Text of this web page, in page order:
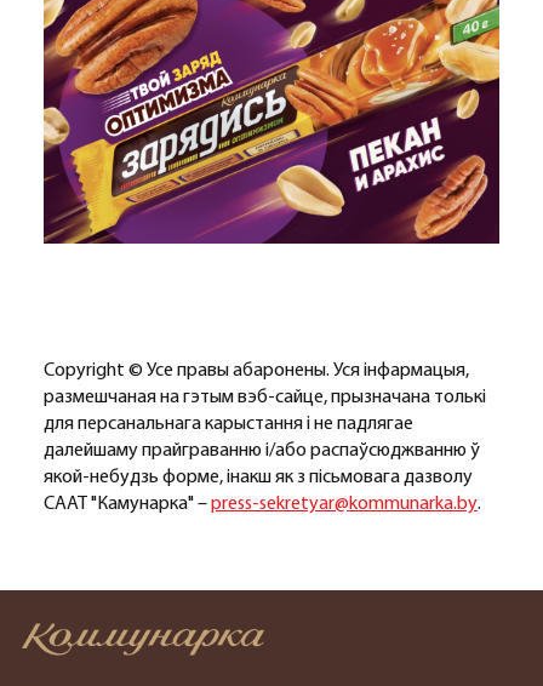
Copyright © Усе правы абаронены. Уся інфармацыя,
размешчаная на гэтым вэб-сайце, прызначана толькі
для персанальнага карыстання і не падлягае
далейшаму прайграванню і/або распаўсюджванню ў
якой-небудзь форме, інакш як з пісьмовага дазволу
СААТ "Камунарка" –press-sekretyar@kommunarka.by.